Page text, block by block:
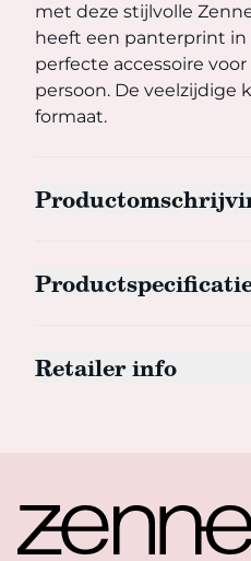
met deze stijlvolle
heeft een panterprint
perfecte accessoire
persoon. De veelzijdige
formaat.
Retailer info